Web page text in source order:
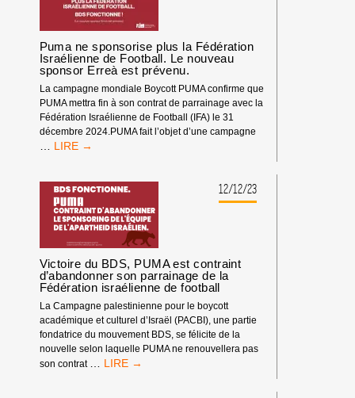
Puma ne sponsorise plus la Fédération
Israélienne de Football. Le nouveau
sponsor Erreà est prévenu.
La campagne mondiale Boycott PUMA confirme que
PUMA mettra fin à son contrat de parrainage avec la
Fédération Israélienne de Football (IFA) le 31
décembre 2024.PUMA fait l’objet d’une campagne
… PUMA
PLUS
LA
FÉDÉRATION
ISRAÉLIENNE
DE
FOOTBALL.
LE
NOUVEAU
SPONSOR
ERREÀ
EST
PRÉVENU.
12/12/23
Victoire du BDS, PUMA est contraint
d’abandonner son parrainage de la
Fédération israélienne de football
La Campagne palestinienne pour le boycott
académique et culturel d’Israël (PACBI), une partie
fondatrice du mouvement BDS, se félicite de la
nouvelle selon laquelle PUMA ne renouvellera pas
son contrat … VICTOIRE